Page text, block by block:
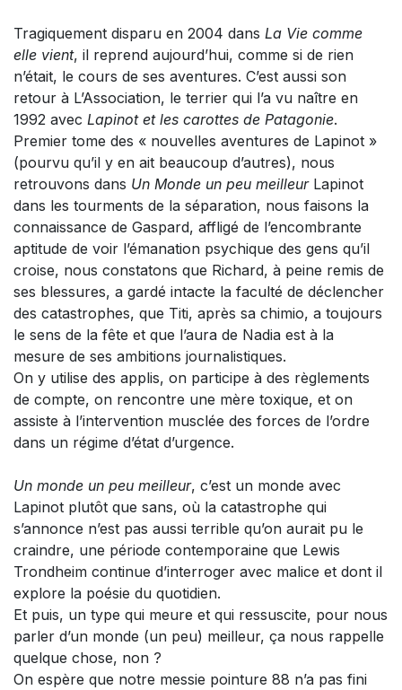
Tragiquement disparu en 2004 dans La Vie comme
elle vient, il reprend aujourd’hui, comme si de rien
n’était, le cours de ses aventures. C’est aussi son
retour à L’Association, le terrier qui l’a vu naître en
1992 avec Lapinot et les carottes de Patagonie.
Premier tome des « nouvelles aventures de Lapinot »
(pourvu qu’il y en ait beaucoup d’autres), nous
retrouvons dans Un Monde un peu meilleurLapinot
dans les tourments de la séparation, nous faisons la
connaissance de Gaspard, affligé de l’encombrante
aptitude de voir l’émanation psychique des gens qu’il
croise, nous constatons que Richard, à peine remis de
ses blessures, a gardé intacte la faculté de déclencher
des catastrophes, que Titi, après sa chimio, a toujours
le sens de la fête et que l’aura de Nadia est à la
mesure de ses ambitions journalistiques.
On y utilise des applis, on participe à des règlements
de compte, on rencontre une mère toxique, et on
assiste à l’intervention musclée des forces de l’ordre
dans un régime d’état d’urgence.
Un monde un peu meilleur, c’est un monde avec
Lapinot plutôt que sans, où la catastrophe qui
s’annonce n’est pas aussi terrible qu’on aurait pu le
craindre, une période contemporaine que Lewis
Trondheim continue d’interroger avec malice et dont il
explore la poésie du quotidien.
Et puis, un type qui meure et qui ressuscite, pour nous
parler d’un monde (un peu) meilleur, ça nous rappelle
quelque chose, non ?
On espère que notre messie pointure 88 n’a pas fini